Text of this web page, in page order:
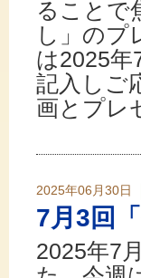
ることで
し」のプ
は2025年
記入しご
画とプレ
2025年06月30日
7月3回
2025年7